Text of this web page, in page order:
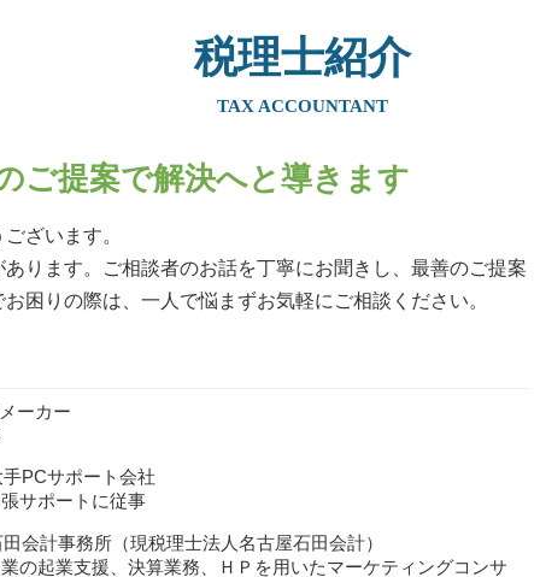
贈与税 非課税 110 万
住宅資金贈与 相続税
贈与税 かからない方法
親からの贈与 現金
贈与税 時効
相続時精算課税制度 住宅
税理士紹介
TAX ACCOUNTANT
ご提案で解決へと導きます
ざいます。
ります。ご相談者のお話を丁寧にお聞きし、最善のご提案
困りの際は、一人で悩まずお気軽にご相談ください。
ーカー
PCサポート会社
サポートに従事
会計事務所（現税理士法人名古屋石田会計）
の起業支援、決算業務、ＨＰを用いたマーケティングコンサ